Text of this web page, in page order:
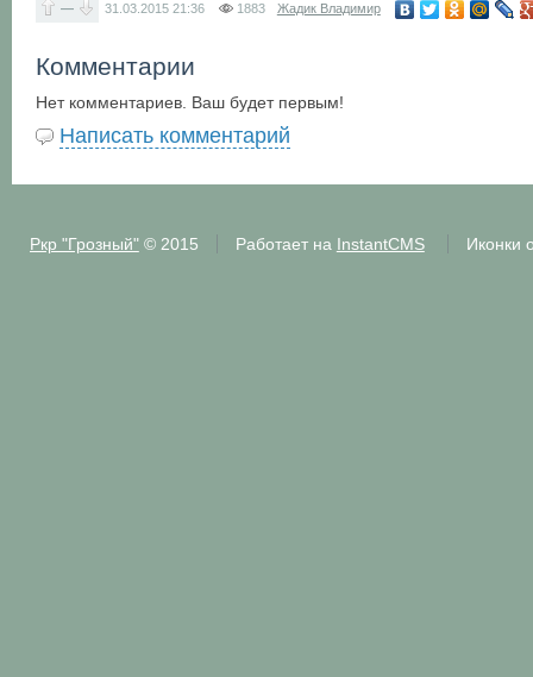
— 31.03.2015 21:36 1883 Жадик Владимир
Комментарии
Нет комментариев. Ваш будет первым!
Написать комментарий
Ркр "Грозный"© 2015 Работает на InstantCMS Иконки